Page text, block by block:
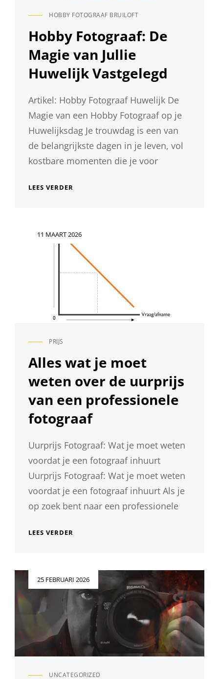
CAT
HOBBY FOTOGRAAF BRUILOFT
Hobby Fotograaf: De
Magie van Jullie
Huwelijk Vastgelegd
Artikel: Hobby Fotograaf Huwelijk De
Magie van een Hobby Fotograaf op je
Huwelijksdag Je trouwdag is een van
de belangrijkste dagen in je leven, vol
kostbare momenten die je voor
LEES VERDER
JULLIE
HUWELIJK
VASTGELEGD
11 MAART 2026
CAT
PRIJS
Alles wat je moet
weten over de uurprijs
van een professionele
fotograaf
Uurprijs Fotograaf: Wat je moet weten
voordat je een fotograaf inhuurt
Uurprijs Fotograaf: Wat je moet weten
voordat je een fotograaf inhuurt Als je
op zoek bent naar een professionele
LEES VERDER
OVER
DE
UURPRIJS
VAN
PROFESSIONELE
FOTOGRAAF
25 FEBRUARI 2026
UNCATEGORIZED